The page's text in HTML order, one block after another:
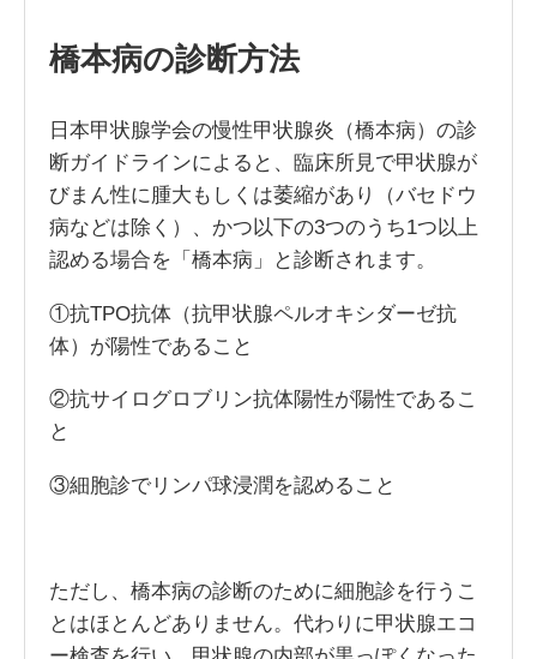
橋本病の診断方法
日本甲状腺学会の慢性甲状腺炎（橋本病）の診
断ガイドラインによると、臨床所見で甲状腺が
びまん性に腫大もしくは萎縮があり（バセドウ
病などは除く）、かつ以下の3つのうち1つ以上
認める場合を「橋本病」と診断されます。
①抗TPO抗体（抗甲状腺ペルオキシダーゼ抗
体）が陽性であること
②抗サイログロブリン抗体陽性が陽性であるこ
と
③細胞診でリンパ球浸潤を認めること
ただし、橋本病の診断のために細胞診を行うこ
とはほとんどありません。代わりに甲状腺エコ